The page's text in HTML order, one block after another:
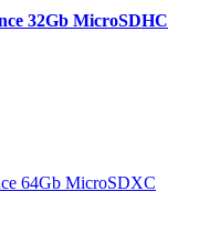
32Gb MicroSDHC